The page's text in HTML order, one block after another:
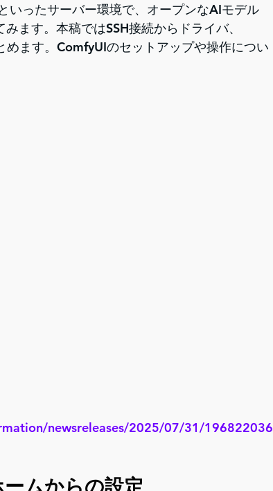
ったサーバー環境で、オープンなAIモデル
ます。本稿ではSSH接続からドライバ、
ます。ComfyUIのセットアップや操作につい
newsreleases/2025/07/31/196822036